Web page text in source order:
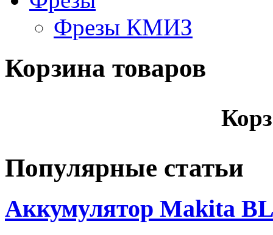
Фрезы КМИЗ
Корзина товаров
Популярные статьи
Аккумулятор Makita